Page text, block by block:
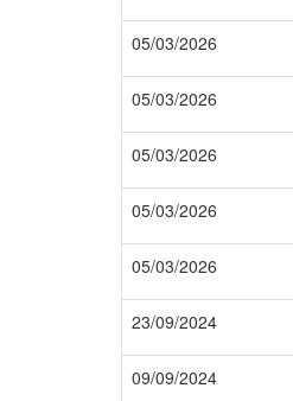
05/03/2026
05/03/2026
05/03/2026
05/03/2026
05/03/2026
23/09/2024
09/09/2024